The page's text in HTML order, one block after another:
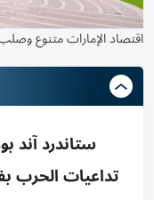
اقتصاد الإمارات متنوع
ستاندرد آند